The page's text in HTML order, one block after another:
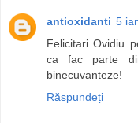
antioxidanti 5
Felicitari Ovidiu
ca fac parte
binecuvanteze!
Răspundeți